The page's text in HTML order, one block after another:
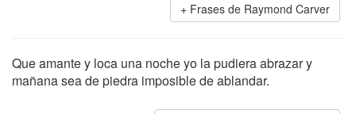
Frases de Raymond Carver
Que amante y loca una noche yo la pudiera abrazar y
mañana sea de piedra imposible de ablandar.